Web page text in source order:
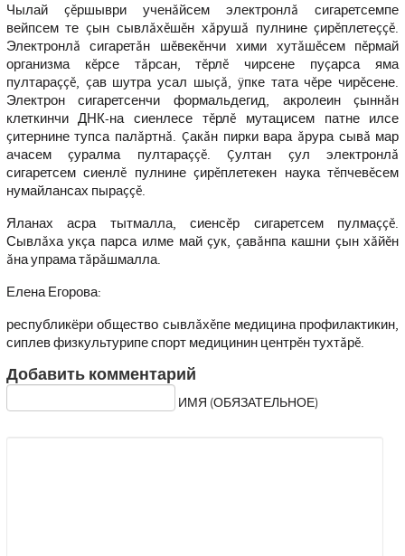
Чылай çĕршыври ученăйсем электронлă сигаретсемпе
вейпсем те çын сывлăхĕшĕн хăрушă пулнине çирĕплетеççĕ.
Электронлă сигаретăн шĕвекĕнчи хими хутăшĕсем пĕрмай
организма кĕрсе тăрсан, тĕрлĕ чирсене пуçарса яма
пултараççĕ, çав шутра усал шыçă, ÿпке тата чĕре чирĕсене.
Электрон сигаретсенчи формальдегид, акролеин çыннăн
клеткинчи ДНК-на сиенлесе тĕрлĕ мутацисем патне илсе
çитернине тупса палăртнă. Çакăн пирки вара ăрура сывă мар
ачасем çуралма пултараççĕ. Çултан çул электронлă
сигаретсем сиенлĕ пулнине çирĕплетекен наука тĕпчевĕсем
нумайлансах пыраççĕ.
Яланах асра тытмалла, сиенсĕр сигаретсем пулмаççĕ.
Сывлăха укçа парса илме май çук, çавăнпа кашни çын хăйĕн
ăна упрама тăрăшмалла.
Елена Егорова:
республикёри общество сывлăхĕпе медицина профилактикин,
сиплев физкультурипе спорт медицинин центрĕн тухтăрĕ.
Добавить комментарий
ИМЯ (ОБЯЗАТЕЛЬНОЕ)